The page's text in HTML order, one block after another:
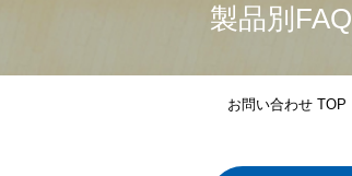
製品別FAQ
お問い合わせ TOP